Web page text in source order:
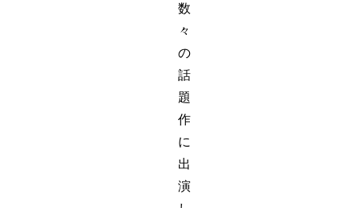
数
々
の
話
題
作
に
出
演